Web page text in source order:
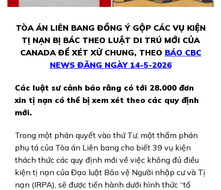
TÒA ÁN LIÊN BANG ĐỒNG Ý GỘP CÁC VỤ KIỆN
TỊ NẠN BỊ BÁC THEO LUẬT DI TRÚ MỚI CỦA
CANADA ĐỂ XÉT XỬ CHUNG, THEO BÁO CBC
NEWS ĐĂNG NGÀY 14-5-2026
Các luật sư cảnh báo rằng có tới 28.000 đơn
xin tị nạn có thể bị xem xét theo các quy định
mới.
Trong một phán quyết vào thứ Tư, một thẩm phán
phụ tá của Tòa án Liên bang cho biết 39 vụ kiện
thách thức các quy định mới về việc không đủ điều
kiện tị nạn của Đạo luật Bảo vệ Người nhập cư và Tị
nạn (IRPA), sẽ được tiến hành dưới hình thức “tố